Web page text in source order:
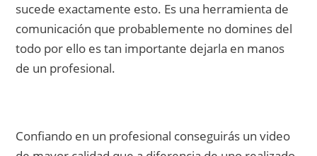
sucede exactamente esto. Es una herramienta de
comunicación que probablemente no domines del
todo por ello es tan importante dejarla en manos
de un profesional.
Confiando en un profesional conseguirás un video